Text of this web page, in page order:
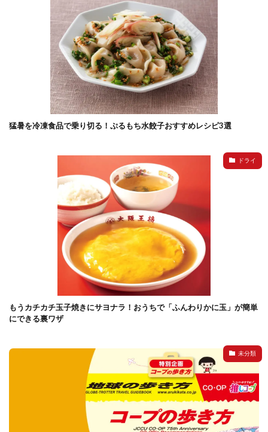
猛暑を冷凍食品で乗り切る！ぷるもち水餃子おすすめレシピ3選
ドライ
もうカチカチ玉子焼きにサヨナラ！おうちで「ふんわりかに玉」が簡単
にできる裏ワザ
未分類